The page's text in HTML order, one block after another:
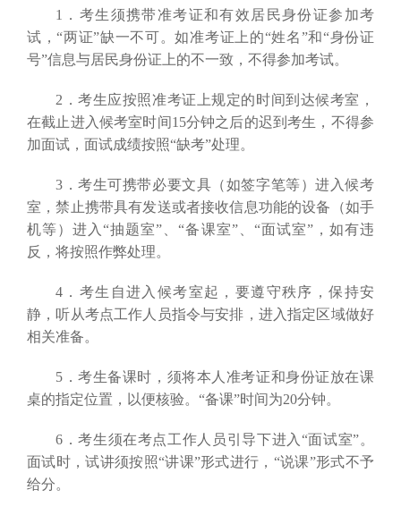
1．考生须携带准考证和有效居民身份证参加考
试，“两证”缺一不可。如准考证上的“姓名”和“身份证
号”信息与居民身份证上的不一致，不得参加考试。
2．考生应按照准考证上规定的时间到达候考室，
在截止进入候考室时间15分钟之后的迟到考生，不得参
加面试，面试成绩按照“缺考”处理。
3．考生可携带必要文具（如签字笔等）进入候考
室，禁止携带具有发送或者接收信息功能的设备（如手
机等）进入“抽题室”、“备课室”、“面试室”，如有违
反，将按照作弊处理。
4．考生自进入候考室起，要遵守秩序，保持安
静，听从考点工作人员指令与安排，进入指定区域做好
相关准备。
5．考生备课时，须将本人准考证和身份证放在课
桌的指定位置，以便核验。“备课”时间为20分钟。
6．考生须在考点工作人员引导下进入“面试室”。
面试时，试讲须按照“讲课”形式进行，“说课”形式不予
给分。